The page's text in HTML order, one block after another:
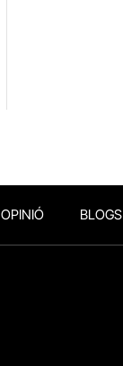
OPINIÓ BLOGS